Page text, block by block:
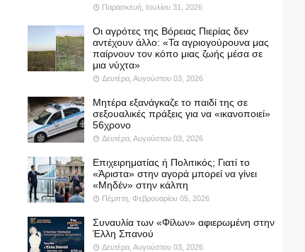
Παρασκευή, Ιουλίου 31, 2026
Οι αγρότες της Βόρειας Πιερίας δεν
αντέχουν άλλο: «Τα αγριογούρουνα μας
παίρνουν τον κόπο μιας ζωής μέσα σε
μια νύχτα»
Δευτέρα, Αυγούστου 03, 2026
Μητέρα εξανάγκαζε το παιδί της σε
σεξουαλικές πράξεις για να «ικανοποιεί»
56χρονο
Δευτέρα, Αυγούστου 03, 2026
Επιχειρηματίας ή Πολιτικός; Γιατί το
«Άριστα» στην αγορά μπορεί να γίνει
«Μηδέν» στην κάλπη
Πέμπτη, Φεβρουαρίου 05, 2026
Συναυλία των «Φίλων» αφιερωμένη στην
Έλλη Σπανού
Δευτέρα, Αυγούστου 03, 2026